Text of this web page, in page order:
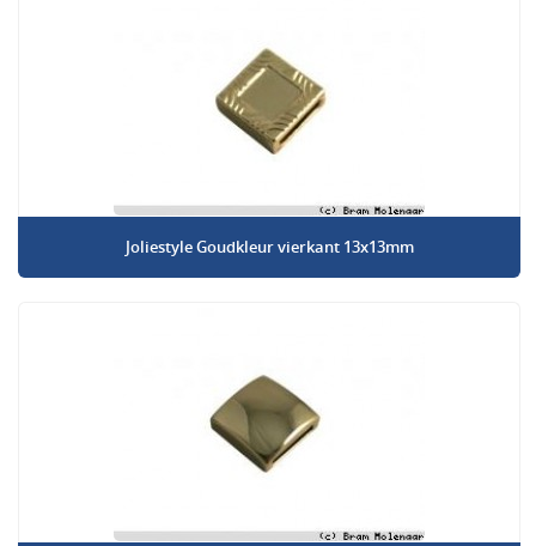
Joliestyle Goudkleur vierkant 13x13mm